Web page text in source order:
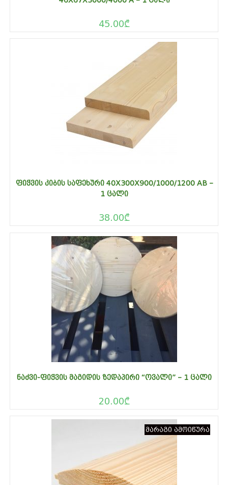
45.00₾
ᲤᲘᲭᲕᲘᲡ ᲙᲘᲑᲘᲡ ᲡᲐᲤᲔᲮᲣᲠᲘ 40X300X900/1000/1200 AB –
1 ᲪᲐᲚᲘ
38.00₾
ᲜᲐᲫᲕᲘ-ᲤᲘᲭᲕᲘᲡ ᲛᲐᲒᲘᲓᲘᲡ ᲖᲔᲓᲐᲞᲘᲠᲘ “ᲝᲕᲐᲚᲘ” – 1 ᲪᲐᲚᲘ
20.00₾
მარაგი ამოიწურა